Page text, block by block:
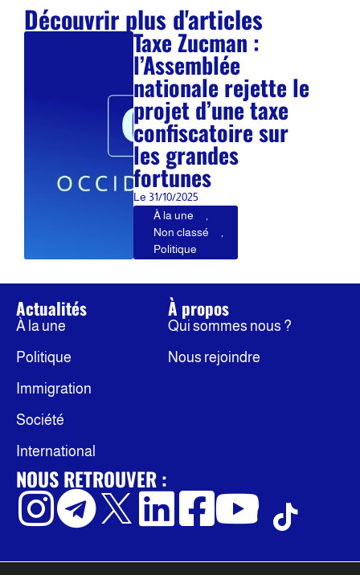
Découvrir plus d'articles
Taxe Zucman :
l’Assemblée
nationale rejette le
projet d’une taxe
confiscatoire sur
les grandes
fortunes
Le 31/10/2025
À la une
,
Non classé
,
Politique
NOUS RETROUVER :
Actualités
À la une
Politique
Immigration
Société
International
À propos
Qui sommes nous ?
Nous rejoindre